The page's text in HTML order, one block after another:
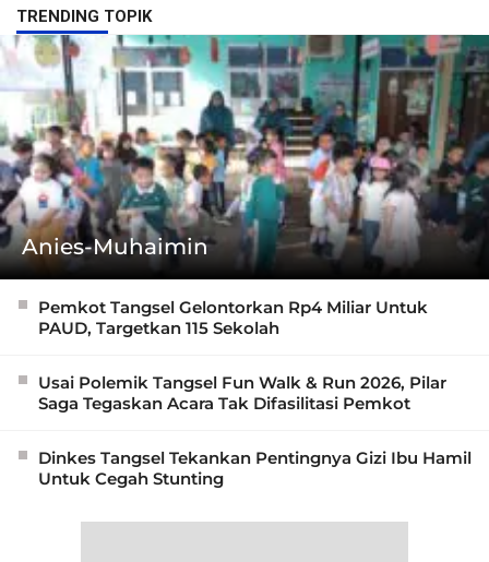
TRENDING TOPIK
Anies-Muhaimin
Pemkot Tangsel Gelontorkan Rp4 Miliar Untuk
PAUD, Targetkan 115 Sekolah
Usai Polemik Tangsel Fun Walk & Run 2026, Pilar
Saga Tegaskan Acara Tak Difasilitasi Pemkot
Dinkes Tangsel Tekankan Pentingnya Gizi Ibu Hamil
Untuk Cegah Stunting